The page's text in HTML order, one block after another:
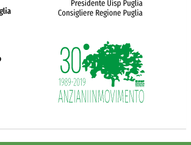
rallenta ma prosegue anche in estate